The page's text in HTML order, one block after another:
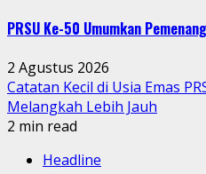
PRSU Ke-50 Umumkan
2 Agustus 2026
Catatan Kecil di Usia Emas
Melangkah Lebih Jauh
2 min read
Headline